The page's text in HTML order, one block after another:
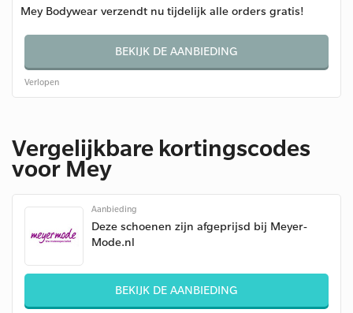
Mey Bodywear verzendt nu tijdelijk alle orders gratis!
BEKIJK DE AANBIEDING
Verlopen
Vergelijkbare kortingscodes
voor Mey
Aanbieding
Deze schoenen zijn afgeprijsd bij Meyer-
Mode.nl
BEKIJK DE AANBIEDING